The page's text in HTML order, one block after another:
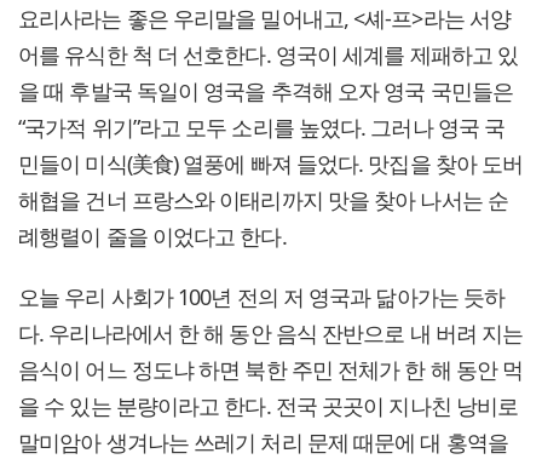
요리사라는 좋은 우리말을 밀어내고, <셰-프>라는 서양
어를 유식한 척 더 선호한다. 영국이 세계를 제패하고 있
을 때 후발국 독일이 영국을 추격해 오자 영국 국민들은
“국가적 위기”라고 모두 소리를 높였다. 그러나 영국 국
민들이 미식(美食) 열풍에 빠져 들었다. 맛집을 찾아 도버
해협을 건너 프랑스와 이태리까지 맛을 찾아 나서는 순
례행렬이 줄을 이었다고 한다.
오늘 우리 사회가 100년 전의 저 영국과 닮아가는 듯하
다. 우리나라에서 한 해 동안 음식 잔반으로 내 버려 지는
음식이 어느 정도냐 하면 북한 주민 전체가 한 해 동안 먹
을 수 있는 분량이라고 한다. 전국 곳곳이 지나친 낭비로
말미암아 생겨나는 쓰레기 처리 문제 때문에 대 홍역을